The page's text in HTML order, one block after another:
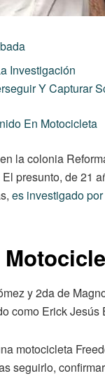
Investigación
Y Capturar
En Motocicleta
en la colonia
presunto, de 21
es investigado
y 2da de
como Erick Jesús
motocicleta
seguirlo,